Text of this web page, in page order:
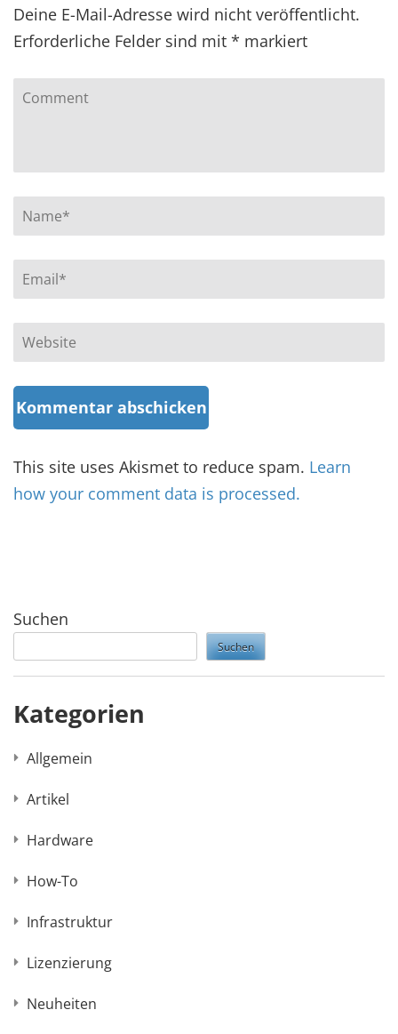
Deine E-Mail-Adresse wird nicht veröffentlicht.
Erforderliche Felder sind mit * markiert
Comment
Name*
Email*
Website
This site uses Akismet to reduce spam. Learn
how your comment data is processed.
Suchen
Suchen
Kategorien
Allgemein
Artikel
Hardware
How-To
Infrastruktur
Lizenzierung
Neuheiten